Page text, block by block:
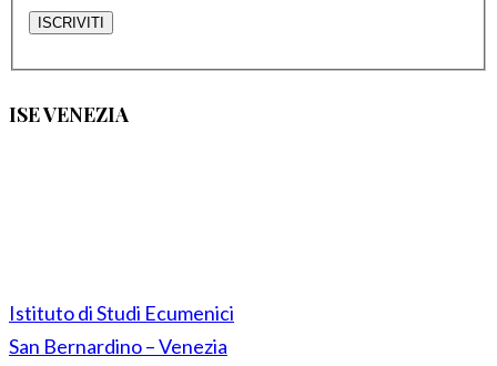
ISE VENEZIA
Istituto di Studi Ecumenici
San Bernardino – Venezia